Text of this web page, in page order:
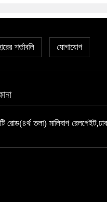
শর্তাবলি যোগাযোগ
রোড(৪র্থ তলা) মালিবাগ